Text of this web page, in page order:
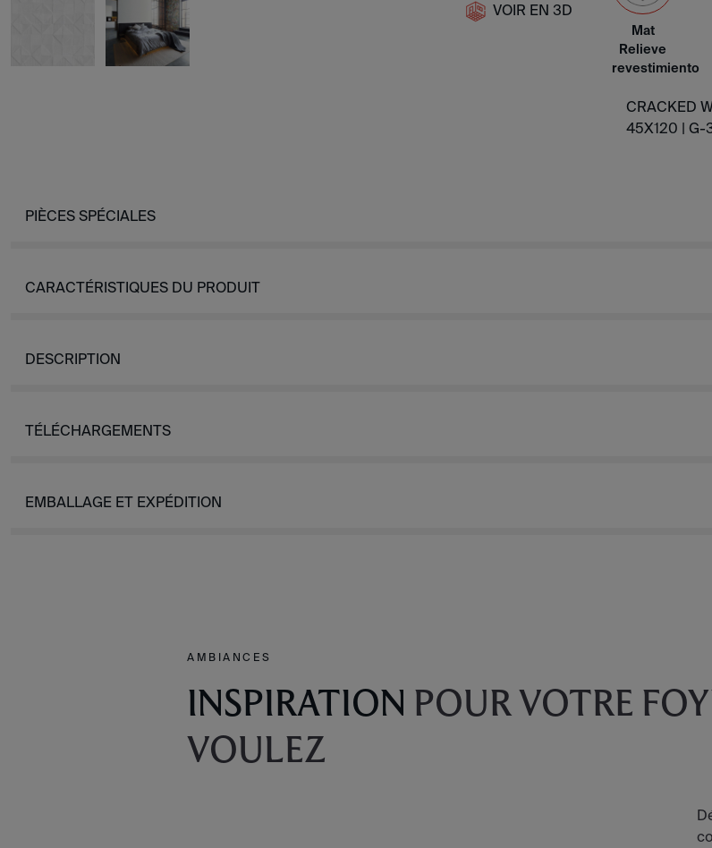
VOIR EN 3D
Mat
Relieve
revestimiento
CRACKED
45X120 | G-
PIÈCES SPÉCIALES
CARACTÉRISTIQUES DU PRODUIT
DESCRIPTION
TÉLÉCHARGEMENTS
EMBALLAGE ET EXPÉDITION
AMBIANCES
INSPIRATION POUR VOTRE
VOULEZ